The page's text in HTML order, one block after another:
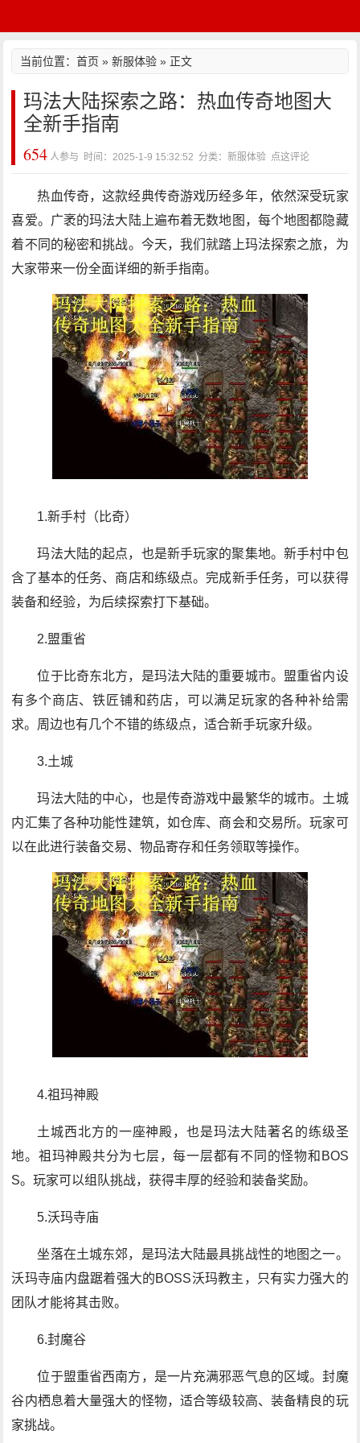
当前位置：首页 »新服体验 » 正文
玛法大陆探索之路：热血传奇地图大
全新手指南
654 人参与 时间：2025-1-9 15:32:52 分类：新服体验 点这评论
热血传奇，这款经典传奇游戏历经多年，依然深受玩家
喜爱。广袤的玛法大陆上遍布着无数地图，每个地图都隐藏
着不同的秘密和挑战。今天，我们就踏上玛法探索之旅，为
大家带来一份全面详细的新手指南。
1.新手村（比奇）
玛法大陆的起点，也是新手玩家的聚集地。新手村中包
含了基本的任务、商店和练级点。完成新手任务，可以获得
装备和经验，为后续探索打下基础。
2.盟重省
位于比奇东北方，是玛法大陆的重要城市。盟重省内设
有多个商店、铁匠铺和药店，可以满足玩家的各种补给需
求。周边也有几个不错的练级点，适合新手玩家升级。
3.土城
玛法大陆的中心，也是传奇游戏中最繁华的城市。土城
内汇集了各种功能性建筑，如仓库、商会和交易所。玩家可
以在此进行装备交易、物品寄存和任务领取等操作。
4.祖玛神殿
土城西北方的一座神殿，也是玛法大陆著名的练级圣
地。祖玛神殿共分为七层，每一层都有不同的怪物和BOS
S。玩家可以组队挑战，获得丰厚的经验和装备奖励。
5.沃玛寺庙
坐落在土城东郊，是玛法大陆最具挑战性的地图之一。
沃玛寺庙内盘踞着强大的BOSS沃玛教主，只有实力强大的
团队才能将其击败。
6.封魔谷
位于盟重省西南方，是一片充满邪恶气息的区域。封魔
谷内栖息着大量强大的怪物，适合等级较高、装备精良的玩
家挑战。